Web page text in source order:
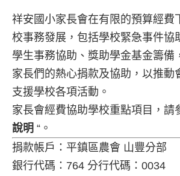
祥安國小家長會在有限的預算經費
校事務發展，包括學校緊急事件協
學生事務協助、獎助學金基金籌備
家長們的熱心捐款及協助，以推動
支援學校各項活動。
家長會經費協助學校重點項目，請
說明 “。
捐款帳戶：平鎮區農會 山豐分部
銀行代碼：764 分行代碼：0034